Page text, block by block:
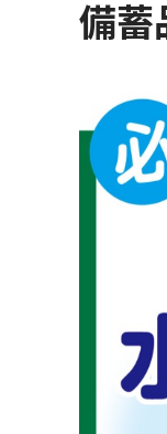
備蓄